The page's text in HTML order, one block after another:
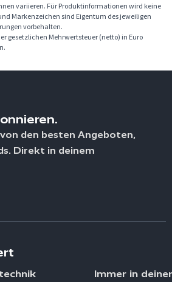
variieren. Für Produktinformationen wird keine
Markenzeichen sind Eigentum des jeweiligen
vorbehalten.
gesetzlichen Mehrwertsteuer (netto) in Euro
den besten Angeboten,
Direkt in deinem
Immer in